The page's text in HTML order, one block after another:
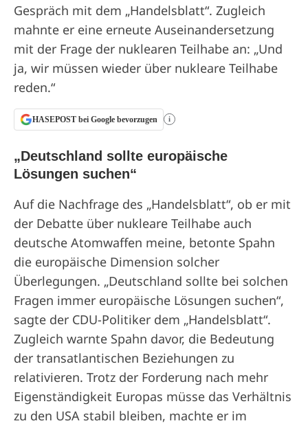
Gespräch mit dem „Handelsblatt“. Zugleich
mahnte er eine erneute Auseinandersetzung
mit der Frage der nuklearen Teilhabe an: „Und
ja, wir müssen wieder über nukleare Teilhabe
reden.“
HASEPOST bei Google bevorzugen i
„Deutschland sollte europäische
Lösungen suchen“
Auf die Nachfrage des „Handelsblatt“, ob er mit
der Debatte über nukleare Teilhabe auch
deutsche Atomwaffen meine, betonte Spahn
die europäische Dimension solcher
Überlegungen. „Deutschland sollte bei solchen
Fragen immer europäische Lösungen suchen“,
sagte der CDU-Politiker dem „Handelsblatt“.
Zugleich warnte Spahn davor, die Bedeutung
der transatlantischen Beziehungen zu
relativieren. Trotz der Forderung nach mehr
Eigenständigkeit Europas müsse das Verhältnis
zu den USA stabil bleiben, machte er im